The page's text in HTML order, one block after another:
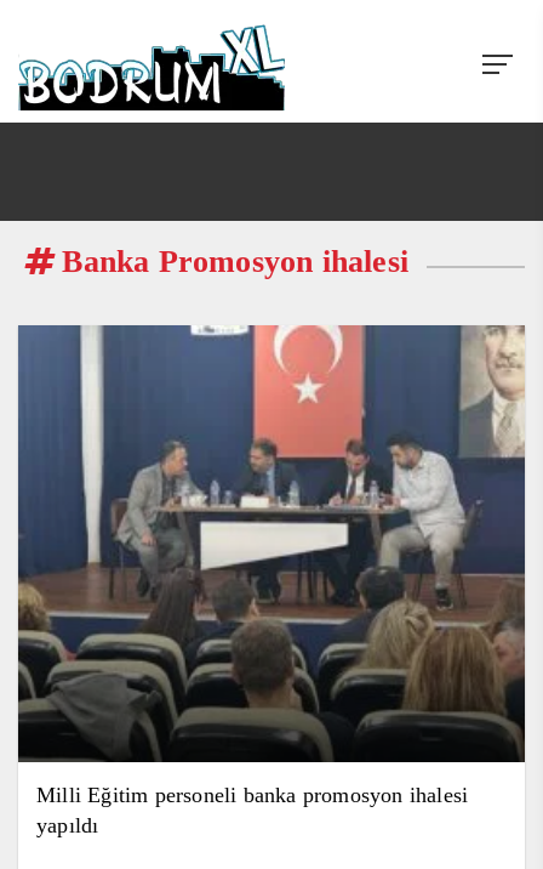
Banka Promosyon ihalesi
Milli Eğitim personeli banka promosyon ihalesi
yapıldı